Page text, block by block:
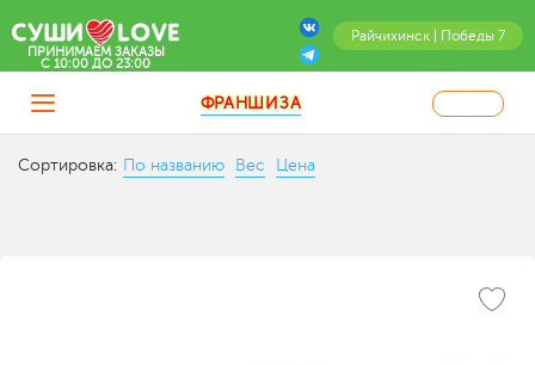
Райчихинск | Победы 7
ПРИНИМАЕМ ЗАКАЗЫ
C 10:00 ДО 23:00
ФРАНШИЗА
Сортировка: По названию Вес Цена